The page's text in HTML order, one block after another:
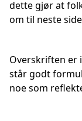
dette gjør at
om til neste
Overskriften er
står godt
noe som